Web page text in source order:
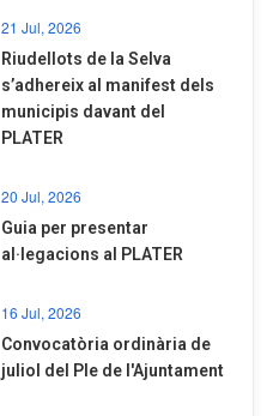
21 Jul, 2026
Riudellots de la Selva
s’adhereix al manifest dels
municipis davant del
PLATER
20 Jul, 2026
​Guia per presentar
al·legacions al PLATER
16 Jul, 2026
Convocatòria ordinària de
juliol del Ple de l'Ajuntament